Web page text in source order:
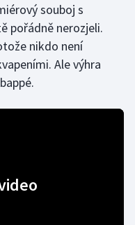
souboj s
pořádně nerozjeli.
nikdo není
Ale výhra